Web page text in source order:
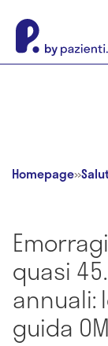
Homepage»
quasi
annuali:
guida